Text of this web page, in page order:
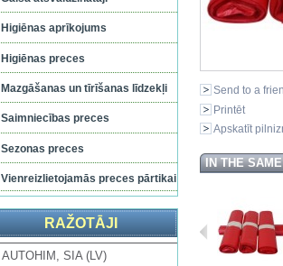
Higiēnas aprīkojums
Higiēnas preces
Mazgāšanas un tīrīšanas līdzekļi
Saimniecības preces
Sezonas preces
Vienreizlietojamās preces pārtikai
RAŽOTĀJI
AUTOHIM, SIA (LV)
Send to a
Printēt
Apskatīt
IN THE